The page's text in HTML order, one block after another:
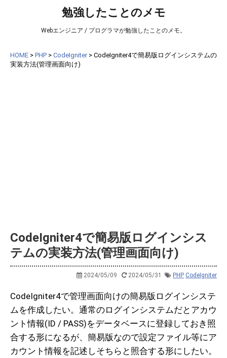
勉強したことのメモ
Webエンジニア / プログラマが勉強したことのメモ。
HOME > PHP > CodeIgniter> CodeIgniter4で簡易版ログインシステムの
実装方法(管理画面向け)
CodeIgniter4で簡易版ログインシス
テムの実装方法(管理画面向け)
2024/05/09 2024/05/31 PHP CodeIgniter
CodeIgniter4で管理画面向けの簡易版ログインシステ
ムを作成したい。通常のログインシステムだとアカウ
ント情報(ID / PASS)をデータベースに登録しておき照
合する形になるが、簡易版なので設定ファイル等にア
カウント情報を記述しそちらと照合する形にしたい。